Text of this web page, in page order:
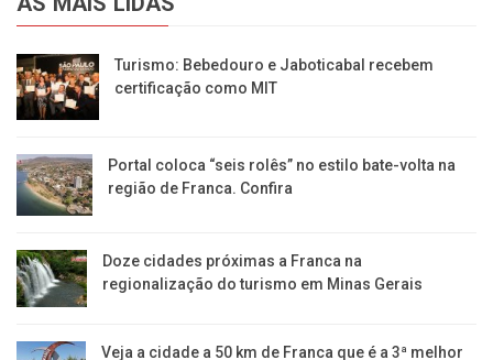
Turismo: Bebedouro e Jaboticabal recebem
certificação como MIT
Portal coloca “seis rolês” no estilo bate-volta na
região de Franca. Confira
​Doze cidades próximas a Franca na
regionalização do turismo em Minas Gerais
Veja a cidade a 50 km de Franca que é a 3ª melhor